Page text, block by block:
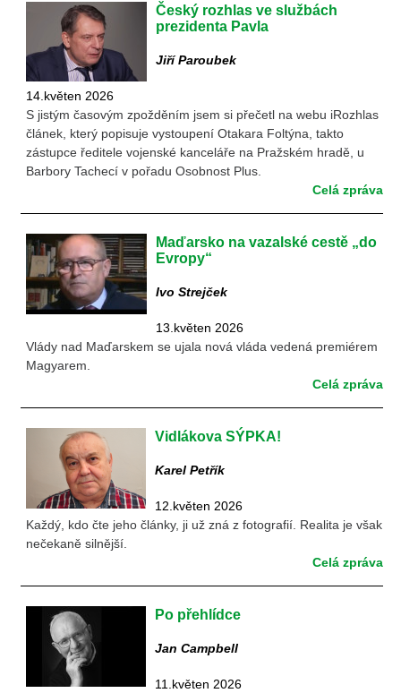
Český rozhlas ve službách
prezidenta Pavla
Jiří Paroubek
14.květen 2026
S jistým časovým zpožděním jsem si přečetl na webu iRozhlas
článek, který popisuje vystoupení Otakara Foltýna, takto
zástupce ředitele vojenské kanceláře na Pražském hradě, u
Barbory Tachecí v pořadu Osobnost Plus.
Celá zpráva
Maďarsko na vazalské cestě „do
Evropy“
Ivo Strejček
13.květen 2026
Vlády nad Maďarskem se ujala nová vláda vedená premiérem
Magyarem.
Celá zpráva
Vidlákova SÝPKA!
Karel Petřík
12.květen 2026
Každý, kdo čte jeho články, ji už zná z fotografií. Realita je však
nečekaně silnější.
Celá zpráva
Po přehlídce
Jan Campbell
11.květen 2026